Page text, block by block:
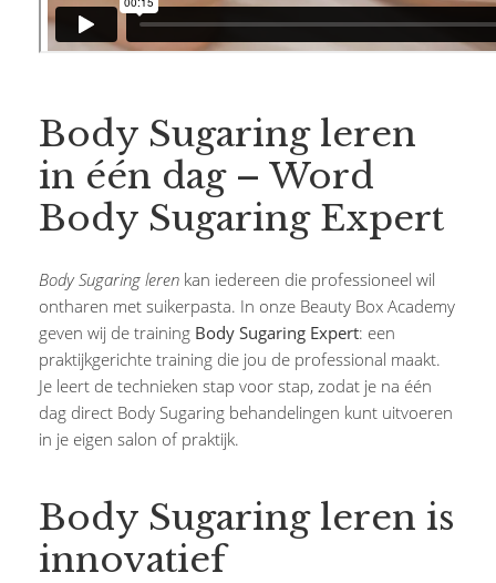
Body Sugaring leren
in één dag – Word
Body Sugaring Expert
Body Sugaring leren kan iedereen die professioneel wil
ontharen met suikerpasta. In onze Beauty Box Academy
geven wij de training Body Sugaring Expert: een
praktijkgerichte training die jou de professional maakt.
Je leert de technieken stap voor stap, zodat je na één
dag direct Body Sugaring behandelingen kunt uitvoeren
in je eigen salon of praktijk.
Body Sugaring leren is
innovatief